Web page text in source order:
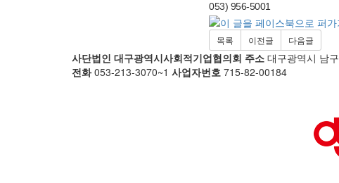
053) 956-5001
목록 이전글 다음글
사단법인 대구광역시사회적기업협의회 주소 대구광역시 남
전화053-213-3070~1 사업자번호 715-82-00184